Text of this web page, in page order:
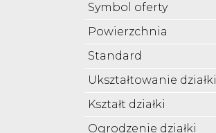
Symbol oferty
Powierzchnia
Standard
Ukształtowanie działki
Kształt działki
Ogrodzenie działki